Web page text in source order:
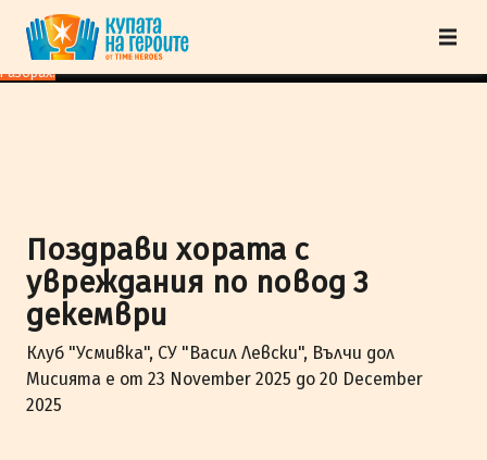
"Купата на героите" от TimeHeroes ползва cookies, за да осигурим по-
добро представяне на сайта и да подобрим Вашето преживяване.Научи
повече
Разбрах!
Поздрави хората с
увреждания по повод 3
декември
Клуб "Усмивка", СУ "Васил Левски", Вълчи дол
Мисията е от 23 November 2025 до 20 December
2025